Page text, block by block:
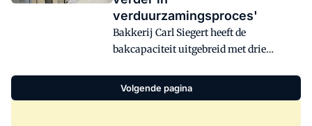
Bakkerij Carl Siegert in Harmelen.
verduurzamingsproces'
Bakkerij Carl Siegert heeft de
bakcapaciteit uitgebreid met drie
zijn we weer een stap verder in de
verduurzaming en de elektrotransitie',
Volgende pagina